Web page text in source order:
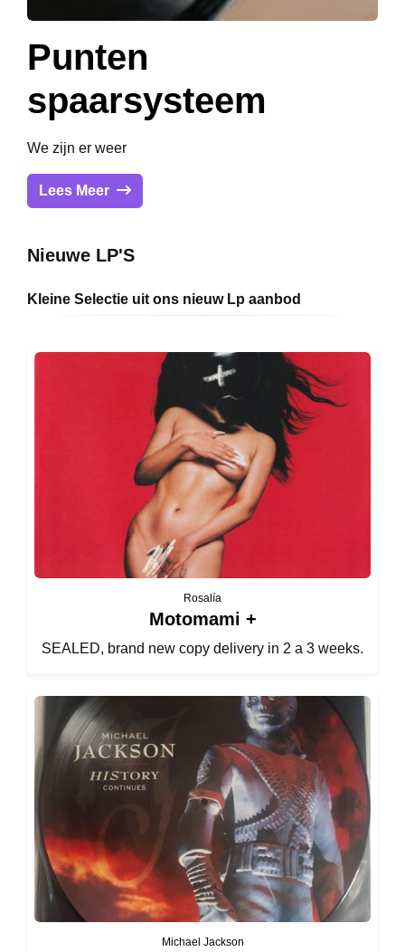
Punten
spaarsysteem
We zijn er weer
Lees Meer
Nieuwe LP'S
Kleine Selectie uit ons nieuw Lp aanbod
Rosalía
Motomami +
SEALED, brand new copy delivery in 2 a 3 weeks.
Michael Jackson